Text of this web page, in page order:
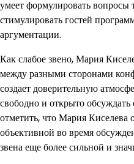
умеет формулировать вопросы
стимулировать гостей
аргументации.
Как слабое звено, Мария
между разными сторонами
создает доверительную
свободно и открыто
отметить, что Мария Киселева
объективной во время
звена еще более сильной и